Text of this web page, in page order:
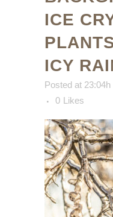
ICE
ICY
Posted at 23:04h
0 Likes